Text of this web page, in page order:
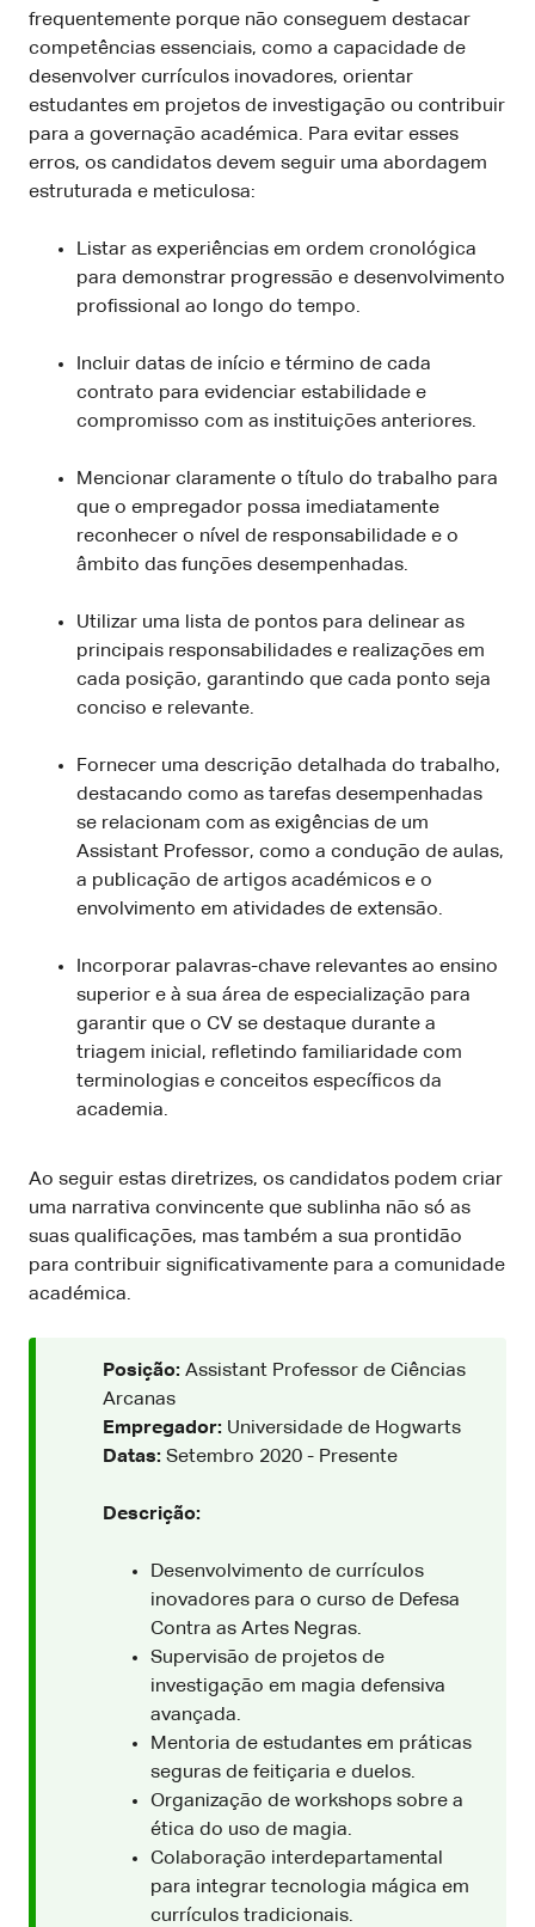
frequentemente porque não conseguem destacar
competências essenciais, como a capacidade de
desenvolver currículos inovadores, orientar
estudantes em projetos de investigação ou contribuir
para a governação académica. Para evitar esses
erros, os candidatos devem seguir uma abordagem
estruturada e meticulosa:
Listar as experiências em ordem cronológica
para demonstrar progressão e desenvolvimento
profissional ao longo do tempo.
Incluir datas de início e término de cada
contrato para evidenciar estabilidade e
compromisso com as instituições anteriores.
Mencionar claramente o título do trabalho para
que o empregador possa imediatamente
reconhecer o nível de responsabilidade e o
âmbito das funções desempenhadas.
Utilizar uma lista de pontos para delinear as
principais responsabilidades e realizações em
cada posição, garantindo que cada ponto seja
conciso e relevante.
Fornecer uma descrição detalhada do trabalho,
destacando como as tarefas desempenhadas
se relacionam com as exigências de um
Assistant Professor, como a condução de aulas,
a publicação de artigos académicos e o
envolvimento em atividades de extensão.
Incorporar palavras-chave relevantes ao ensino
superior e à sua área de especialização para
garantir que o CV se destaque durante a
triagem inicial, refletindo familiaridade com
terminologias e conceitos específicos da
academia.
Ao seguir estas diretrizes, os candidatos podem criar
uma narrativa convincente que sublinha não só as
suas qualificações, mas também a sua prontidão
para contribuir significativamente para a comunidade
académica.
Posição: Assistant Professor de Ciências
Arcanas
Empregador: Universidade de Hogwarts
Datas: Setembro 2020 - Presente
Descrição:
Desenvolvimento de currículos
inovadores para o curso de Defesa
Contra as Artes Negras.
Supervisão de projetos de
investigação em magia defensiva
avançada.
Mentoria de estudantes em práticas
seguras de feitiçaria e duelos.
Organização de workshops sobre a
ética do uso de magia.
Colaboração interdepartamental
para integrar tecnologia mágica em
currículos tradicionais.